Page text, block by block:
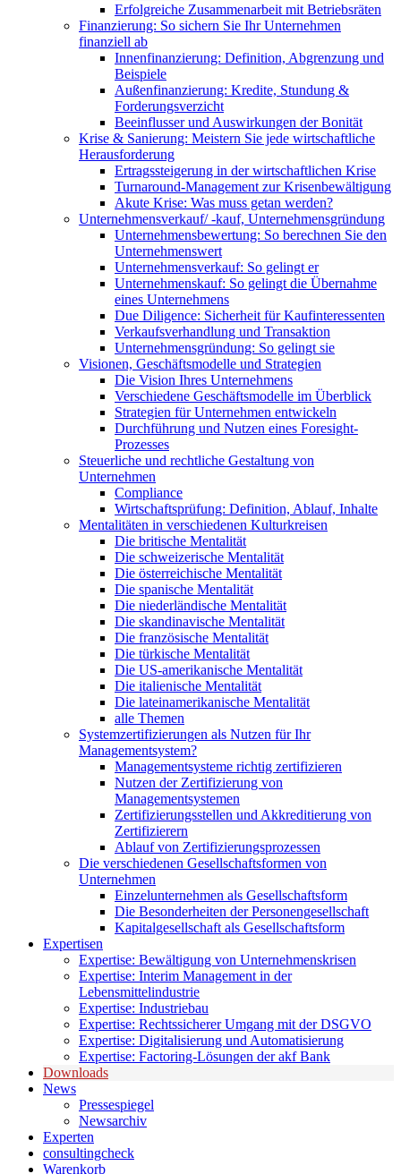
Erfolgreiche Zusammenarbeit mit Betriebsräten
Finanzierung: So sichern Sie Ihr Unternehmen
finanziell ab
Innenfinanzierung: Definition, Abgrenzung und
Beispiele
Außenfinanzierung: Kredite, Stundung &
Forderungsverzicht
Beeinflusser und Auswirkungen der Bonität
Krise & Sanierung: Meistern Sie jede wirtschaftliche
Herausforderung
Ertragssteigerung in der wirtschaftlichen Krise
Turnaround-Management zur Krisenbewältigung
Akute Krise: Was muss getan werden?
Unternehmensverkauf/ -kauf, Unternehmensgründung
Unternehmensbewertung: So berechnen Sie den
Unternehmenswert
Unternehmensverkauf: So gelingt er
Unternehmenskauf: So gelingt die Übernahme
eines Unternehmens
Due Diligence: Sicherheit für Kaufinteressenten
Verkaufsverhandlung und Transaktion
Unternehmensgründung: So gelingt sie
Visionen, Geschäftsmodelle und Strategien
Die Vision Ihres Unternehmens
Verschiedene Geschäftsmodelle im Überblick
Strategien für Unternehmen entwickeln
Durchführung und Nutzen eines Foresight-
Prozesses
Steuerliche und rechtliche Gestaltung von
Unternehmen
Compliance
Wirtschaftsprüfung: Definition, Ablauf, Inhalte
Mentalitäten in verschiedenen Kulturkreisen
Die britische Mentalität
Die schweizerische Mentalität
Die österreichische Mentalität
Die spanische Mentalität
Die niederländische Mentalität
Die skandinavische Mentalität
Die französische Mentalität
Die türkische Mentalität
Die US-amerikanische Mentalität
Die italienische Mentalität
Die lateinamerikanische Mentalität
alle Themen
Systemzertifizierungen als Nutzen für Ihr
Managementsystem?
Managementsysteme richtig zertifizieren
Nutzen der Zertifizierung von
Managementsystemen
Zertifizierungsstellen und Akkreditierung von
Zertifizierern
Ablauf von Zertifizierungsprozessen
Die verschiedenen Gesellschaftsformen von
Unternehmen
Einzelunternehmen als Gesellschaftsform
Die Besonderheiten der Personengesellschaft
Kapitalgesellschaft als Gesellschaftsform
Expertisen
Expertise: Bewältigung von Unternehmenskrisen
Expertise: Interim Management in der
Lebensmittelindustrie
Expertise: Industriebau
Expertise: Rechtssicherer Umgang mit der DSGVO
Expertise: Digitalisierung und Automatisierung
Expertise: Factoring-Lösungen der akf Bank
Downloads
News
Pressespiegel
Newsarchiv
Experten
consultingcheck
Warenkorb